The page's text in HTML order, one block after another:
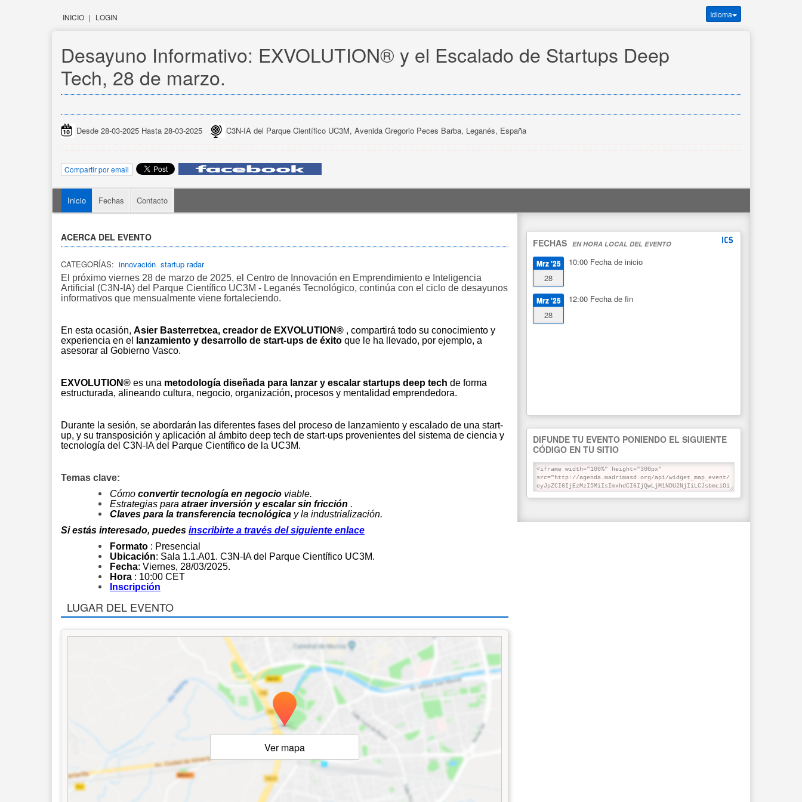
INICIO | LOGIN Idioma
Desayuno Informativo: EXVOLUTION® y el Escalado de Startups Deep
Tech, 28 de marzo.
Desde 28-03-2025 Hasta 28-03-2025 C3N-IA del Parque Científico UC3M, Avenida Gregorio Peces Barba, Leganés, España
Compartir por email
Inicio Fechas Contacto
ACERCA DEL EVENTO
CATEGORÍAS: innovación startup radar
El próximo viernes 28 de marzo de 2025, el Centro de Innovación en Emprendimiento e Inteligencia
Artificial (C3N-IA) del Parque Científico UC3M - Leganés Tecnológico, continúa con el ciclo de desayunos
informativos que mensualmente viene fortaleciendo.
En esta ocasión, Asier Basterretxea, creador de EXVOLUTION® , compartirá todo su conocimiento y
experiencia en el
lanzamiento y desarrollo de start-ups de éxito que le ha llevado, por ejemplo, a
asesorar al Gobierno Vasco.
EXVOLUTION® es una metodología diseñada para lanzar y escalar startups deep tech de forma
estructurada, alineando cultura, negocio, organización, procesos y mentalidad emprendedora.
Durante la sesión, se abordarán las diferentes fases del proceso de lanzamiento y escalado de una start-
up, y su transposición y aplicación al ámbito deep tech de start-ups provenientes del sistema de ciencia y
tecnología del C3N-IA del Parque Científico de la UC3M.
Temas clave:
Cómo convertir tecnología en negocio viable.
Estrategias para atraer inversión y escalar sin fricción .
Claves para la transferencia tecnológica y la industrialización.
Si estás interesado, puedes inscribirte a través del siguiente enlace
Formato : Presencial
Ubicación: Sala 1.1.A01. C3N-IA del Parque Científico UC3M.
Fecha: Viernes, 28/03/2025.
Hora : 10:00 CET
Inscripción
LUGAR DEL EVENTO
Ver mapa
FECHAS EN HORA LOCAL DEL EVENTO
Mrz '25
28
10:00 Fecha de inicio
Mrz '25
28
12:00 Fecha de fin
DIFUNDE TU EVENTO PONIENDO EL SIGUIENTE
CÓDIGO EN TU SITIO